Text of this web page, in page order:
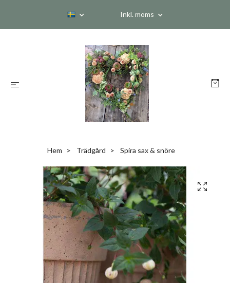
Inkl. moms
Hem Trädgård Spira sax & snöre